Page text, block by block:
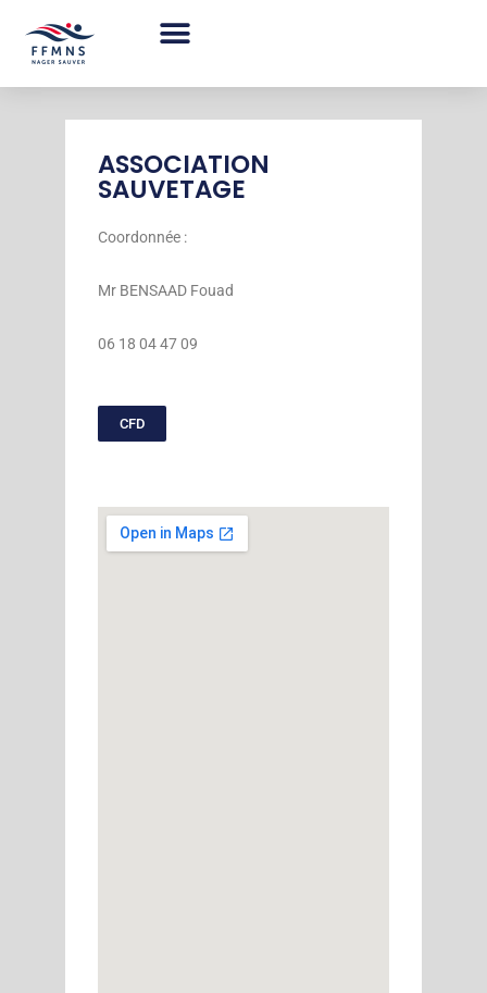
contenu
ASSOCIATION
SAUVETAGE
Coordonnée :
Mr BENSAAD Fouad
06 18 04 47 09
CFD